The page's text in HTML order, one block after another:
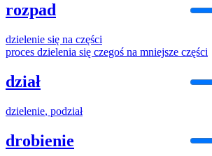
rozpad
dzielenie się na części
proces dzielenia się czegoś na mniejsze części
dział
dzielenie, podział
drobienie